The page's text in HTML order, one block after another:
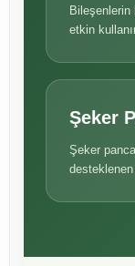
etkin
Şeker
Şeker